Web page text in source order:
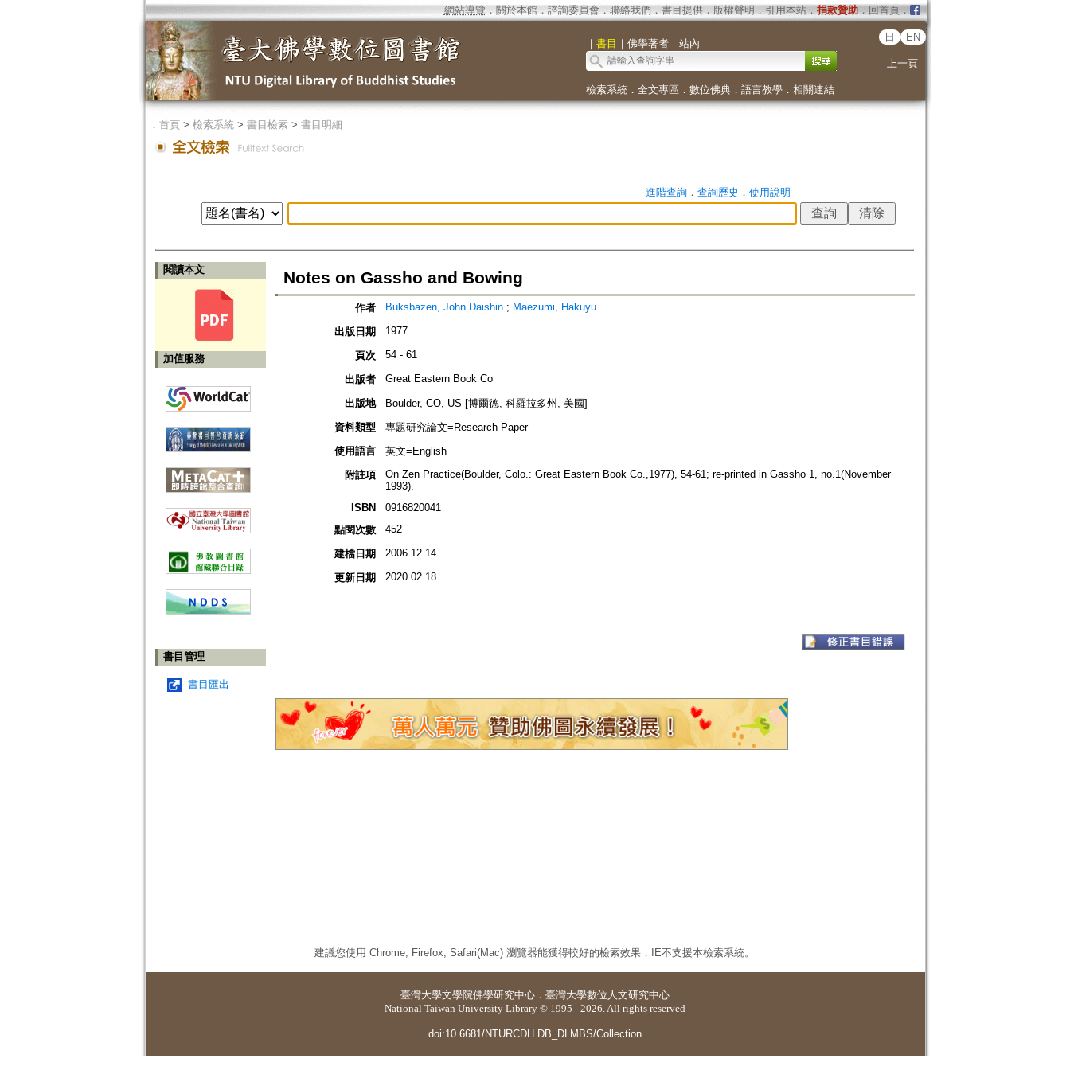
網站導覽 ． 關於本館． 諮詢委員會． 聯絡我們 ． 書目提供． 版權聲明 ． 引用本站． 捐款贊助．回首頁．
｜ 書目 ｜ 佛學著者｜ 站內 ｜
日 EN
上一頁
檢索系統． 全文專區 ． 數位佛典． 語言教學． 相關連結
． 首頁> 檢索系統> 書目檢索> 書目明細
進階查詢． 查詢歷史 ． 使用說明
閱讀本文
加值服務
書目管理
書目匯出
Notes on Gassho and Bowing
作者 Buksbazen, John Daishin; Maezumi, Hakuyu
出版日期 1977
頁次 54 - 61
出版者 Great Eastern Book Co
出版地
Boulder, CO, US [博爾德, 科羅拉多州, 美國]
資料類型
專題研究論文=Research Paper
使用語言
英文=English
附註項
On Zen Practice(Boulder, Colo.: Great Eastern Book Co.,1977), 54-61; re-printed in Gassho 1, no.1(November
1993).
ISBN
0916820041
點閱次數
452
建檔日期 2006.12.14
更新日期 2020.02.18
建議您使用 Chrome, Firefox, Safari(Mac) 瀏覽器能獲得較好的檢索效果，IE不支援本檢索系統。
臺灣大學文學院佛學研究中心 ． 臺灣大學數位人文研究中心
National Taiwan University Library © 1995 - 2026. All rights reserved
doi:10.6681/NTURCDH.DB_DLMBS/Collection